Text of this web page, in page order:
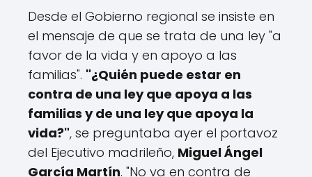
Desde el Gobierno regional se insiste en
el mensaje de que se trata de una ley "a
favor de la vida y en apoyo a las
familias". "¿Quién puede estar en
contra de una ley que apoya a las
familias y de una ley que apoya la
vida?", se preguntaba ayer el portavoz
del Ejecutivo madrileño, Miguel Ángel
García Martín. "No va en contra de